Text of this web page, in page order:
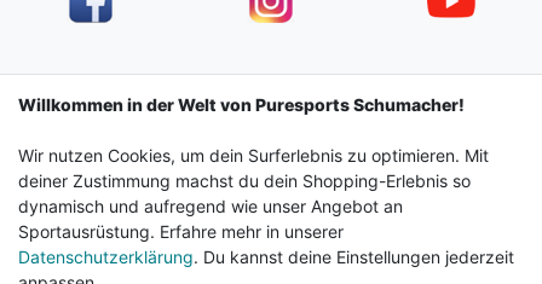
Impressum Daten­schutz­erklärung AGB
Barrierefreiheitserklärung Widerrufs­recht
Vertrag widerrufen Kontakt
Willkommen in der Welt von Puresports Schumacher!
Wir nutzen Cookies, um dein Surferlebnis zu optimieren. Mit
deiner Zustimmung machst du dein Shopping-Erlebnis so
dynamisch und aufregend wie unser Angebot an
Sportausrüstung. Erfahre mehr in unserer
Datenschutzerklärung. Du kannst deine Einstellungen jederzeit